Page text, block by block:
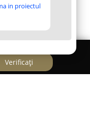
in proiectul
Verificați